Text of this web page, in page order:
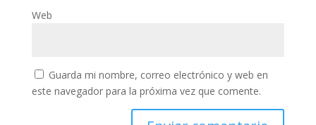
Web
Guarda mi nombre, correo electrónico y web en
este navegador para la próxima vez que comente.